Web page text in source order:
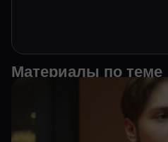
Материалы по теме